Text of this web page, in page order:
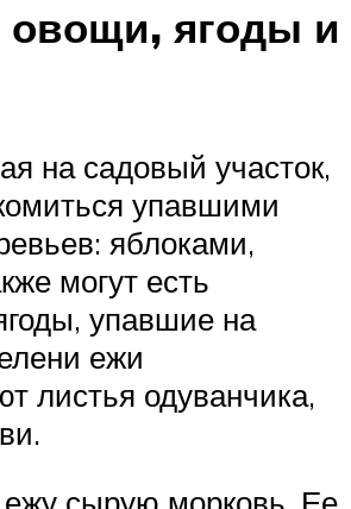
ягоды и
на садовый участок,
упавшими
яблоками,
могут есть
упавшие на
ежи
листья одуванчика,